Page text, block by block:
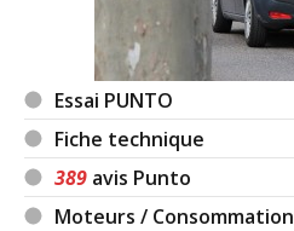
Essai PUNTO
Fiche technique
389 avis Punto
Moteurs / Consommation